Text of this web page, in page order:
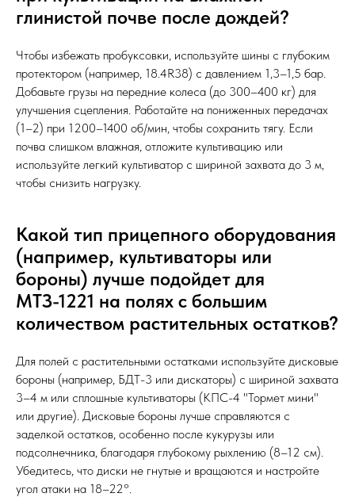
глинистой почве после дождей?
Чтобы избежать пробуксовки, используйте шины с глубоким
протектором (например, 18.4R38) с давлением 1,3–1,5 бар.
Добавьте грузы на передние колеса (до 300–400 кг) для
улучшения сцепления. Работайте на пониженных передачах
(1–2) при 1200–1400 об/мин, чтобы сохранить тягу. Если
почва слишком влажная, отложите культивацию или
используйте легкий культиватор с шириной захвата до 3 м,
чтобы снизить нагрузку.
Какой тип прицепного оборудования
(например, культиваторы или
бороны) лучше подойдет для
МТЗ-1221 на полях с большим
количеством растительных остатков?
Для полей с растительными остатками используйте дисковые
бороны (например, БДТ-3 или дискаторы) с шириной захвата
3–4 м или сплошные культиваторы (КПС-4 "Тормет мини"
или другие). Дисковые бороны лучше справляются с
заделкой остатков, особенно после кукурузы или
подсолнечника, благодаря глубокому рыхлению (8–12 см).
Убедитесь, что диски не гнутые и вращаются и настройте
угол атаки на 18–22°.